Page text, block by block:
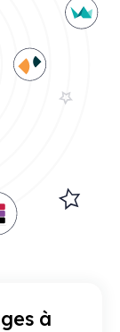
à